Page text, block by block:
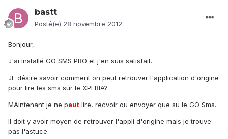
bastt
Posté(e) 28 novembre 2012
Bonjour,
J'ai installé GO SMS PRO et j'en suis satisfait.
JE désire savoir comment on peut retrouver l'application d'origine
pour lire les sms sur le XPERIA?
MAintenant je ne peut lire, recvoir ou envoyer que su le GO Sms.
Il doit y avoir moyen de retrouver l'appli d'origine mais je trouve
pas l'astuce.